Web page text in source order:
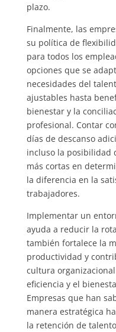
plazo.
Finalmente, las
su política de
para todos los
opciones que se
necesidades del
ajustables hasta
bienestar y la
profesional. Contar
días de descanso
incluso la posibilidad
más cortas en
la diferencia en la
trabajadores.
Implementar un
ayuda a reducir la
también fortalece la
productividad y
cultura
eficiencia y el
Empresas que han
manera estratégica
la retención de